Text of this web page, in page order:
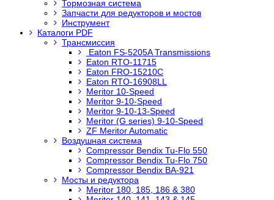
Тормозная система
Запчасти для редукторов и мостов
Инструмент
Каталоги PDF
Трансмиссия
Eaton FS-5205A Transmissions
Eaton RTO-11715
Eaton FRO-15210C
Eaton RTO-16908LL
Meritor 10-Speed
Meritor 9-10-Speed
Meritor 9-10-13-Speed
Meritor (G series) 9-10-Speed
ZF Meritor Automatic
Воздушная система
Compressor Bendix Tu-Flo 550
Compressor Bendix Tu-Flo 750
Compressor Bendix BA-921
Мосты и редуктора
Meritor 180, 185, 186 & 380